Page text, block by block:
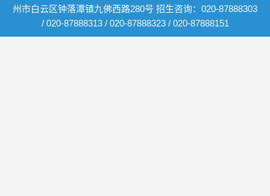
州市白云区钟落潭镇九佛西路280号 招生咨询：020-87888303
/ 020-87888313 / 020-87888323 / 020-87888151